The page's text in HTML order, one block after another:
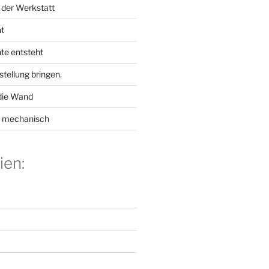
Werkstatt
entsteht
bringen.
Wand